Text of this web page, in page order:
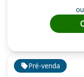
Pré-venda